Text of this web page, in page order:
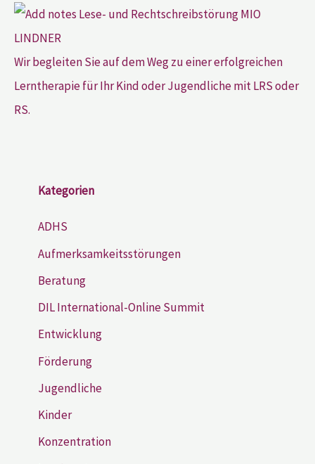
Wir begleiten Sie auf dem Weg zu einer erfolgreichen
Lerntherapie für Ihr Kind oder Jugendliche mit LRS oder
RS.
Kategorien
ADHS
Aufmerksamkeitsstörungen
Beratung
DIL International-Online Summit
Entwicklung
Förderung
Jugendliche
Kinder
Konzentration